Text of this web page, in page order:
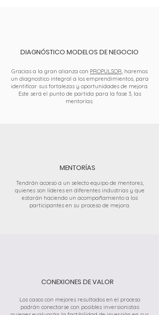
DIAGNÓSTICO MODELOS DE NEGOCIO
Gracias a la gran alianza con PROPULSOR, haremos
un diagnostico integral a los emprendimientos, para
identificar sus fortalezas y oportunidades de mejora.
Este será el punto de partida para la fase 3, las
mentorías.
MENTORÍAS
Tendrán acceso a un selecto equipo de mentores,
quienes son líderes en diferentes industrias y que
estarán haciendo un acompañamiento a los
participantes en su proceso de mejora.
CONEXIONES DE VALOR
Los casos con mejores resultados en el proceso
podrán conectarse con posibles inversionistas